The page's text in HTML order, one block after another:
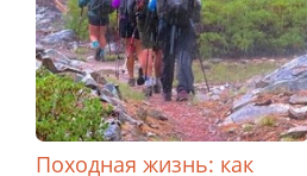
Походная жизнь: как